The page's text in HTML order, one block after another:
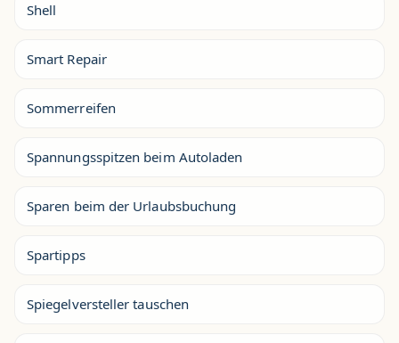
Shell
Smart Repair
Sommerreifen
Spannungsspitzen beim Autoladen
Sparen beim der Urlaubsbuchung
Spartipps
Spiegelversteller tauschen